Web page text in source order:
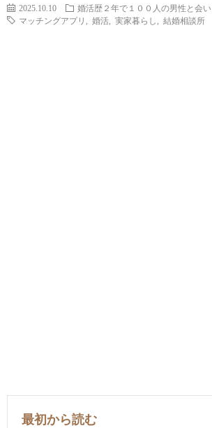
2025.10.10
婚活歴２年で１００人の男性と会
マッチングアプリ
婚活 実家暮らし 結婚相談所
最初から読む